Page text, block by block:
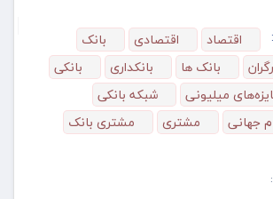
اقتصاد اقتصادی
بانک
بانک ها بانکداری
بانکی
میلیونی
شبکه بانکی
جهانی
مشتری
مشتری بانک